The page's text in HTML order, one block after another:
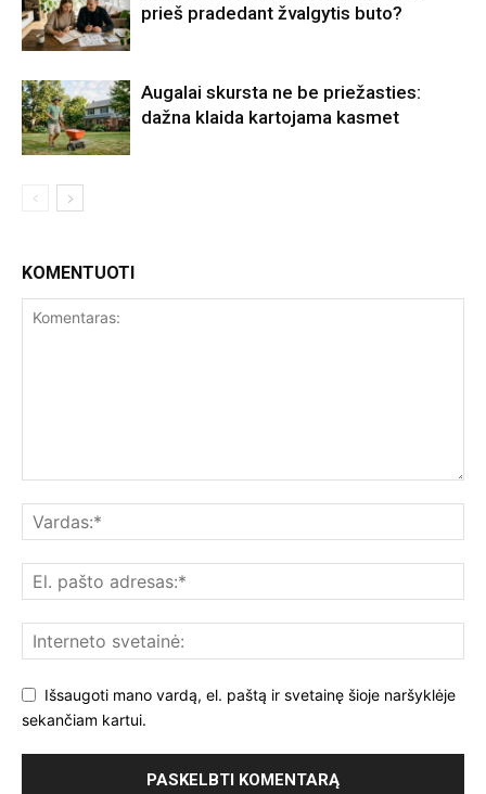
prieš pradedant žvalgytis buto?
Augalai skursta ne be priežasties:
dažna klaida kartojama kasmet
KOMENTUOTI
Išsaugoti mano vardą, el. paštą ir svetainę šioje naršyklėje
sekančiam kartui.